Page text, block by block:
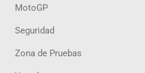
MotoGP
Seguridad
Zona de Pruebas